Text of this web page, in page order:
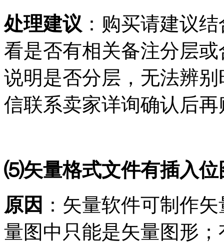
处理建议 ：购买请建议
看是否有相关备注分层
说明是否分层，无法辨
信联系卖家详询确认后再
⑸矢量格式文件有插入位
原因 ：矢量软件可制作
量图中只能是矢量图形